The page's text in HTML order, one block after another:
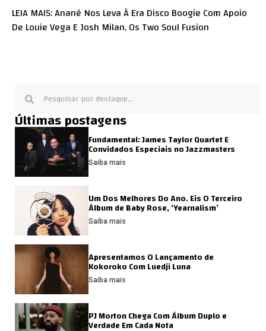
LEIA MAIS: Anané Nos Leva À Era Disco Boogie Com Apoio
De Louie Vega E Josh Milan, Os Two Soul Fusion
Últimas postagens
Fundamental: James Taylor Quartet E
Convidados Especiais no Jazzmasters
Saiba mais
Um Dos Melhores Do Ano. Eis O Terceiro
Álbum de Baby Rose, ‘Yearnalism’
Saiba mais
Apresentamos O Lançamento de
Kokoroko Com Luedji Luna
Saiba mais
PJ Morton Chega Com Álbum Duplo e
Verdade Em Cada Nota